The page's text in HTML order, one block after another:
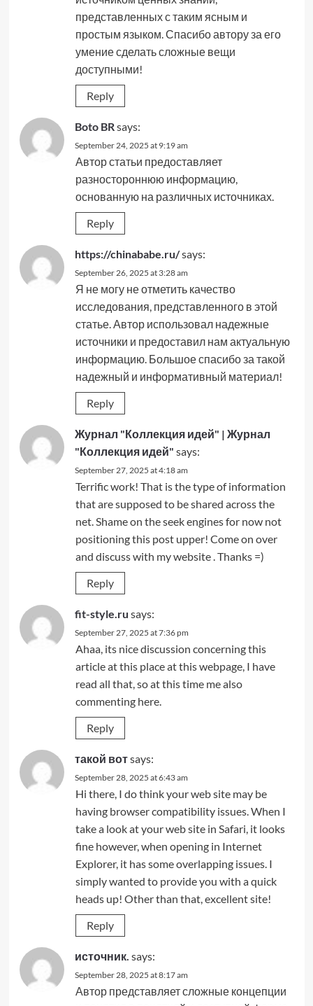
представленных с таким ясным и
простым языком. Спасибо автору за его
умение сделать сложные вещи
доступными!
Reply
Boto BRsays:
September 24, 2025 at 9:19 am
Автор статьи предоставляет
разностороннюю информацию,
основанную на различных источниках.
Reply
https://chinababe.ru/says:
September 26, 2025 at 3:28 am
Я не могу не отметить качество
исследования, представленного в этой
статье. Автор использовал надежные
источники и предоставил нам актуальную
информацию. Большое спасибо за такой
надежный и информативный материал!
Reply
Журнал "Коллекция идей" | Журнал
"Коллекция идей" says:
September 27, 2025 at 4:18 am
Terrific work! That is the type of information
that are supposed to be shared across the
net. Shame on the seek engines for now not
positioning this post upper! Come on over
and discuss with my website . Thanks =)
Reply
fit-style.ru says:
September 27, 2025 at 7:36 pm
Ahaa, its nice discussion concerning this
article at this place at this webpage, I have
read all that, so at this time me also
commenting here.
Reply
такой вотsays:
September 28, 2025 at 6:43 am
Hi there, I do think your web site may be
having browser compatibility issues. When I
take a look at your web site in Safari, it looks
fine however, when opening in Internet
Explorer, it has some overlapping issues. I
simply wanted to provide you with a quick
heads up! Other than that, excellent site!
Reply
источник. says:
September 28, 2025 at 8:17 am
Автор представляет сложные концепции